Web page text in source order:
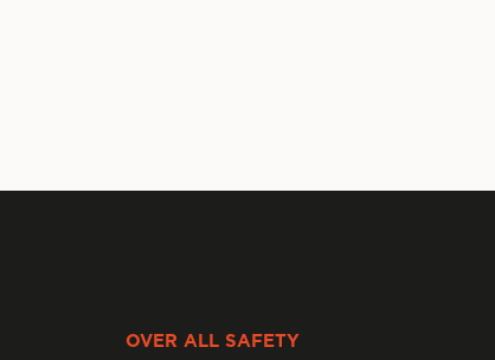
OVER ALL SAFETY